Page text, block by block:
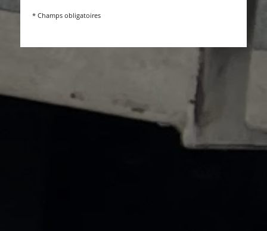
* Champs obligatoires